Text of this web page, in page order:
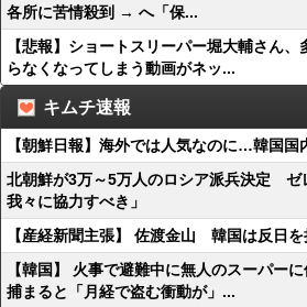
各所に苦情殺到 → へ「保...
【悲報】ショートスリーパー堀大輔さん
らなくなってしまう動画がネッ...
キムチ速報
【朝鮮日報】海外では人気なのに…韓国国
北朝鮮が3万～5万人のロシア派兵決定 ゼ
我々に協力すべき」
【産経新聞主張】 佐渡金山 韓国は反日
【韓国】 火事で避難中に無人のスーパー
捕まると「月経で盗む衝動が」...